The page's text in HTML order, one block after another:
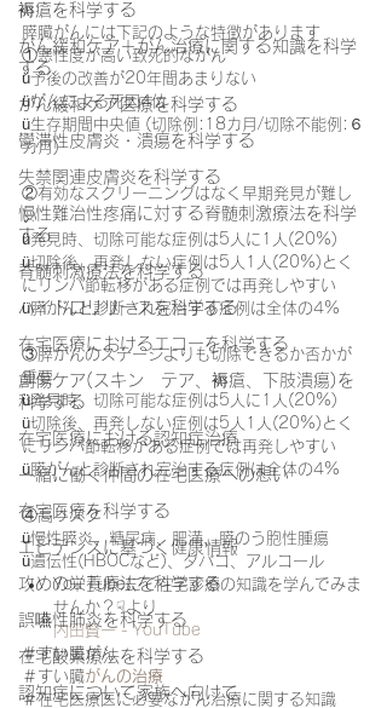
褥瘡を科学する
がん緩和ケア＋がん治療に関する知識を科学
する
がん緩和ケア医療を科学する
鬱滞性皮膚炎・潰瘍を科学する
失禁関連皮膚炎を科学する
慢性難治性疼痛に対する脊髄刺激療法を科学
する
脊髄刺激療法を科学する
ハイドロリリースを科学する
在宅医療におけるエコーを科学する
創傷ケア(スキン テア、褥瘡、下肢潰瘍)を
科学する
在宅医療における認知症治療
一緒に働く仲間の在宅医療への想い
在宅医療を科学する
エビデンスに基づく健康情報
攻めの栄養療法を科学する
誤嚥性肺炎を科学する
在宅酸素療法を科学する
認知症について家族へ向けて
膵臓がんには下記のような特徴があります
①悪性度が高い致死的ながん
ü予後の改善が20年間あまりない
üがんによる死因4位
ü生存期間中央値 (切除例:18カ月/切除不能例:６
カ月)
②有効なスクリーニングはなく早期発見が難し
い
ü発見時、切除可能な症例は5人に1人(20%)
ü切除後、再発しない症例は5人1人(20%)とく
にリンパ節転移がある症例では再発しやすい
ü膵がんと診断され完治する症例は全体の4%
③膵がんのステージよりも切除できるか否かが
重要
ü発見時、切除可能な症例は5人に1人(20%)
ü切除後、再発しない症例は5人1人(20%)とく
にリンパ節転移がある症例では再発しやすい
ü膵がんと診断され完治する症例は全体の4%
④高リスク
ü慢性膵炎、糖尿病、肥満、膵のう胞性腫瘍
ü遺伝性(HBOCなど)、タバコ、アルコール
You Tubeにて在宅診療の知識を学んでみま
せんか？☟より
内田賢一 - YouTube
＃すい臓がん
＃すい臓がんの治療
＃在宅医療医に必要ながん治療に関する知識